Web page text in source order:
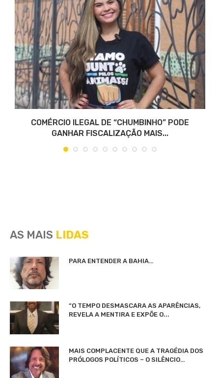
COMÉRCIO ILEGAL DE “CHUMBINHO” PODE
GANHAR FISCALIZAÇÃO MAIS...
AS MAIS LIDAS
PARA ENTENDER A BAHIA…
“O TEMPO DESMASCARA AS APARÊNCIAS,
REVELA A MENTIRA E EXPÕE O...
MAIS COMPLACENTE QUE A TRAGÉDIA DOS
PRÓLOGOS POLÍTICOS – O SILÊNCIO…